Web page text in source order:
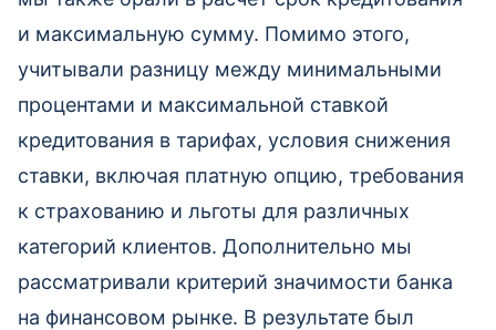
и максимальную сумму. Помимо этого,
учитывали разницу между минимальными
процентами и максимальной ставкой
кредитования в тарифах, условия снижения
ставки, включая платную опцию, требования
к страхованию и льготы для различных
категорий клиентов. Дополнительно мы
рассматривали критерий значимости банка
на финансовом рынке. В результате был